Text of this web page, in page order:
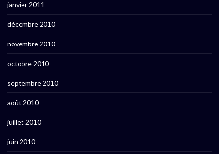
janvier 2011
décembre 2010
novembre 2010
octobre 2010
septembre 2010
août 2010
juillet 2010
juin 2010